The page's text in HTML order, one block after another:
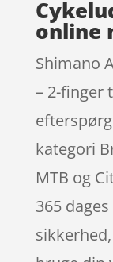
online
Shimano
– 2-finger
kategori
MTB og
365